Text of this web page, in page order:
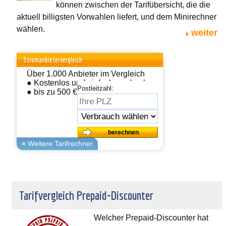
können zwischen der Tarifübersicht, die die
aktuell billigsten Vorwahlen liefert, und dem Minirechner
wählen.
weiter
Stromanbietervergleich
Über 1.000 Anbieter im Vergleich
● Kostenlos und einfach wechseln
● bis zu 500 € sparen
Postleitzahl:
Tarifvergleich Prepaid-Discounter
Welcher Prepaid-Discounter hat